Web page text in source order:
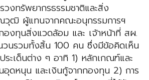
วงทรัพยากรธรรมชาติและสิ่ง
ฒิ ผู้แทนจากคณะอนุกรรมการฯ
องทุนสิ่งแวดล้อม และ เจ้าหน้าที่ สผ.
วนรวมทั้งสิ้น 100 คน ซึ่งมีข้อคิดเห็น
ระเด็นต่าง ๆ อาทิ 1) หลักเกณฑ์และ
อุดหนุน และเงินกู้จากกองทุน 2) การ